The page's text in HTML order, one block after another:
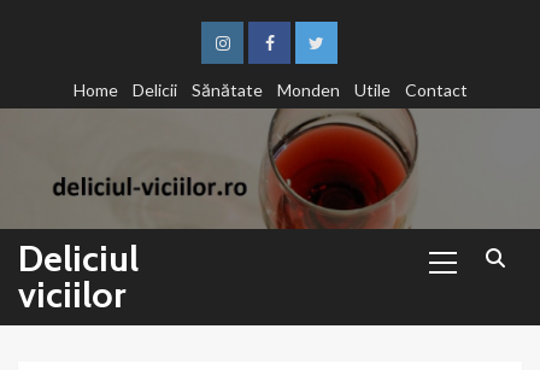
InstagramFacebookTwitter
Home
Delicii Sănătate Monden Utile Contact
Deliciul
viciilor
Menu